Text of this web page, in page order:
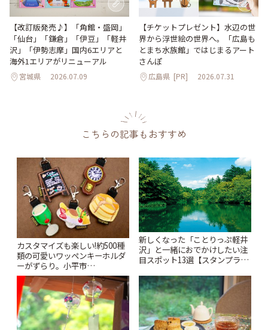
【改訂版発売♪】「角館・盛岡」
「仙台」「鎌倉」「伊豆」「軽井
沢」「伊勢志摩」国内6エリアと
海外1エリアがリニューアル
宮城県 2026.07.09
【チケットプレゼント】水辺の世
界から浮世絵の世界へ。「広島も
とまち水族館」ではじまるアート
さんぽ
広島県 [PR] 2026.07.31
こちらの記事もおすすめ
カスタマイズも楽しい!約500種
類の可愛いワッペンキーホルダ
ーがずらり。小平市
「Kimamaya T&K」 | ことりっ
ぷ
新しくなった「ことりっぷ軽井
沢」と一緒におでかけしたい注
目スポット13選【スタンプラリ